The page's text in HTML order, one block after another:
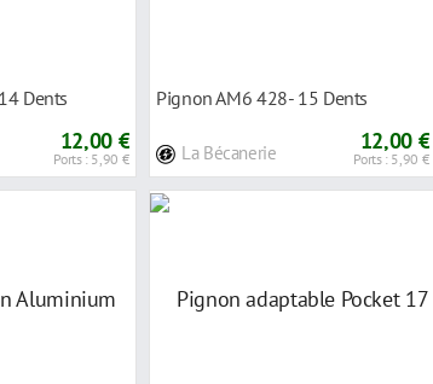
Dents
12,00 €
Ports : 5,90 €
Pignon AM6 428- 15 Dents
La Bécanerie 12,00 €
Ports : 5,90 €